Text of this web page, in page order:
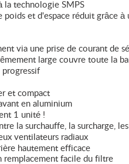
la technologie SMPS
poids et d'espace réduit grâce
via une prise de courant de
large couvre toute la
progressif
et compact
en aluminium
1 unité !
la surchauffe, la surcharge,
ventilateurs radiaux
hautement efficace
remplacement facile du filtre